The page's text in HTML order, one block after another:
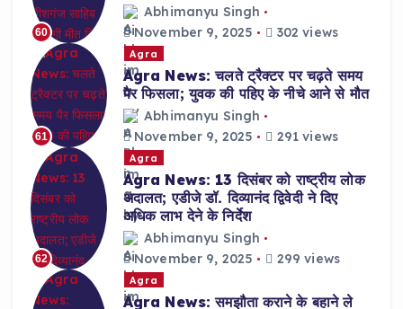
60
Abhimanyu Singh
November 9, 2025
302 views
61
Agra
Agra News: चलते ट्रैक्टर पर चढ़ते समय
पैर फिसला; युवक की पहिए के नीचे आने से मौत
Abhimanyu Singh
November 9, 2025
291 views
62
Agra
Agra News: 13 दिसंबर को राष्ट्रीय लोक
अदालत; एडीजे डॉ. दिव्यानंद द्विवेदी ने दिए
अधिक लाभ देने के निर्देश
Abhimanyu Singh
November 9, 2025
299 views
Agra
Agra News: समझौता कराने के बहाने ले